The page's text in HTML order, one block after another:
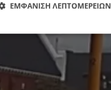
ΕΜΦΑΝΙΣΗ ΛΕΠΤΟΜΕΡΕΙΩΝ